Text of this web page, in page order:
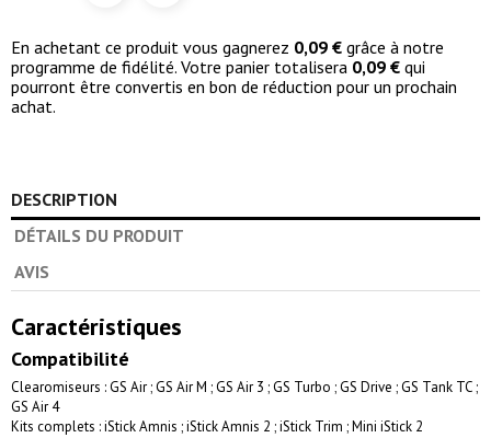
En achetant ce produit vous gagnerez 0,09 € grâce à notre
programme de fidélité. Votre panier totalisera 0,09 € qui
pourront être convertis en bon de réduction pour un prochain
achat.
DESCRIPTION
DÉTAILS DU PRODUIT
AVIS
Caractéristiques
Compatibilité
Clearomiseurs : GS Air ; GS Air M ; GS Air 3 ; GS Turbo ; GS Drive ; GS Tank TC ;
GS Air 4
Kits complets : iStick Amnis ; iStick Amnis 2 ; iStick Trim ; Mini iStick 2